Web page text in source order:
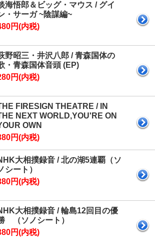
海悟郎＆ビッグ・マウス / グイ
・サーガ ~陰謀編~
円(内税)
野昭三・井沢八郎 / 青森国体の
・青森国体音頭 (EP)
円(内税)
FIRESIGN THEATRE / IN
NEXT WORLD,YOU'RE ON
OWN
円(内税)
大相撲録音 / 北の湖5連覇（ソ
シート）
円(内税)
大相撲録音 / 輪島12回目の優
（ソノシート）
円(内税)